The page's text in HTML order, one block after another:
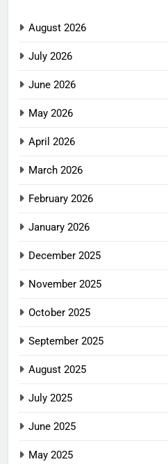
August 2026
July 2026
June 2026
May 2026
April 2026
March 2026
February 2026
January 2026
December 2025
November 2025
October 2025
September 2025
August 2025
July 2025
June 2025
May 2025